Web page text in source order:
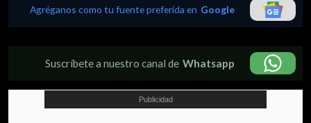
Agréganos como tu fuente preferida en Google
Suscríbete a nuestro canal de Whatsapp